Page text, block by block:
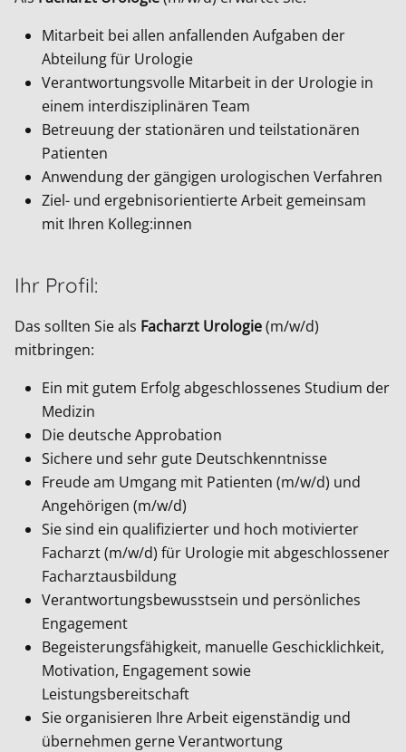
Mitarbeit bei allen anfallenden Aufgaben der
Abteilung für Urologie
Verantwortungsvolle Mitarbeit in der Urologie in
einem interdisziplinären Team
Betreuung der stationären und teilstationären
Patienten
Anwendung der gängigen urologischen Verfahren
Ziel- und ergebnisorientierte Arbeit gemeinsam
mit Ihren Kolleg:innen
Ihr Profil:
Das sollten Sie als Facharzt Urologie(m/w/d)
mitbringen:
Ein mit gutem Erfolg abgeschlossenes Studium der
Medizin
Die deutsche Approbation
Sichere und sehr gute Deutschkenntnisse
Freude am Umgang mit Patienten (m/w/d) und
Angehörigen (m/w/d)
Sie sind ein qualifizierter und hoch motivierter
Facharzt (m/w/d) für Urologie mit abgeschlossener
Facharztausbildung
Verantwortungsbewusstsein und persönliches
Engagement
Begeisterungsfähigkeit, manuelle Geschicklichkeit,
Motivation, Engagement sowie
Leistungsbereitschaft
Sie organisieren Ihre Arbeit eigenständig und
übernehmen gerne Verantwortung